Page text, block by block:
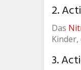
2.
Das
3.